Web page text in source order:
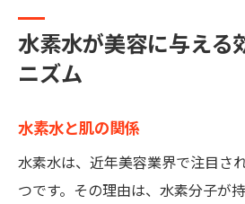
水素水が美容に与える
ニズム
水素水と肌の関係
水素水は、近年美容業界で注目さ
つです。その理由は、水素分子が